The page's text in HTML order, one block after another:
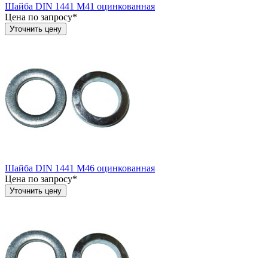
Шайба DIN 1441 М41 оцинкованная
Цена по запросу*
Уточнить цену
Шайба DIN 1441 М46 оцинкованная
Цена по запросу*
Уточнить цену